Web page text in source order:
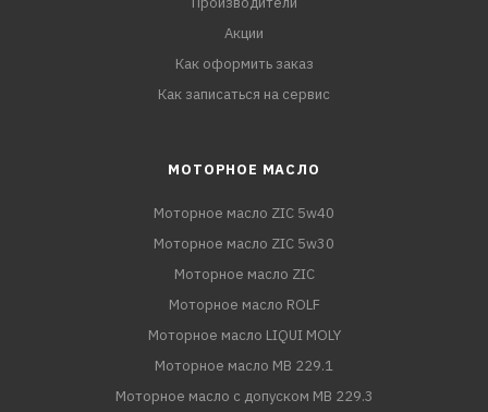
Акции
Как оформить заказ
Как записаться на сервис
МОТОРНОЕ МАСЛО
Моторное масло ZIC 5w40
Моторное масло ZIC 5w30
Моторное масло ZIC
Моторное масло ROLF
Моторное масло LIQUI MOLY
Моторное масло MB 229.1
Моторное масло с допуском MB 229.3